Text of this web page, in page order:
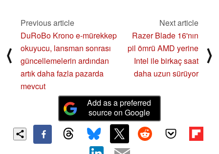
⟨
Previous article
DuRoBo Krono e-mürekkep
okuyucu, lansman sonrası
güncellemelerin ardından
artık daha fazla pazarda
mevcut
Next article
Razer Blade 16'nın
pil ömrü AMD yerine
Intel ile birkaç saat
daha uzun sürüyor
⟩
Add as a preferred
source on Google